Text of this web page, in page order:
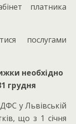
платника
послугами
необхідно
грудня
у Львівській
що з 1 січня